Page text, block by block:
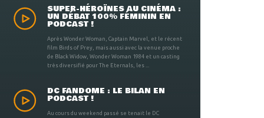
SUPER-HÉROÏNES AU CINÉMA :
UN DÉBAT 100% FÉMININ EN
PODCAST !
Après Wonder Woman, Captain Marvel, et le récent
film Birds of Prey, mais aussi avec la venue proche
de Black Widow, Wonder Woman 1984 et un casting
très diversifié pour The Eternals, les ...
DC FANDOME : LE BILAN EN
PODCAST !
Au cours du weekend passé se tenait le DC